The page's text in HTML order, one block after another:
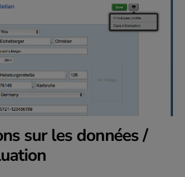
sur les données /